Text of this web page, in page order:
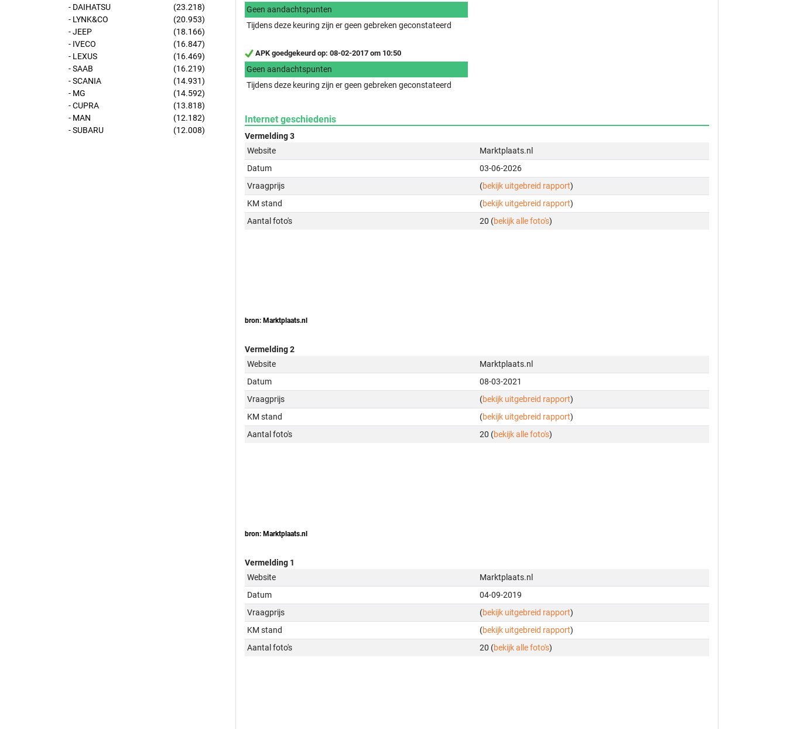
- DAIHATSU
(23.218)
- LYNK&CO
(20.953)
- JEEP
(18.166)
- IVECO
(16.847)
- LEXUS
(16.469)
- SAAB
(16.219)
- SCANIA
(14.931)
- MG
(14.592)
- CUPRA
(13.818)
- MAN
(12.182)
- SUBARU
(12.008)
Geen aandachtspunten
Tijdens deze keuring zijn er geen gebreken geconstateerd
APK goedgekeurd op: 08-02-2017 om 10:50
Geen aandachtspunten
Tijdens deze keuring zijn er geen gebreken geconstateerd
Internet geschiedenis
Vermelding 3
Website
Marktplaats.nl
Datum
03-06-2026
Vraagprijs
(bekijk uitgebreid rapport)
KM stand
(bekijk uitgebreid rapport)
Aantal foto's
20 (bekijk alle foto's)
bron: Marktplaats.nl
Vermelding 2
Website
Marktplaats.nl
Datum
08-03-2021
Vraagprijs
(bekijk uitgebreid rapport)
KM stand
(bekijk uitgebreid rapport)
Aantal foto's
20 (bekijk alle foto's)
bron: Marktplaats.nl
Vermelding 1
Website
Marktplaats.nl
Datum
04-09-2019
Vraagprijs
(bekijk uitgebreid rapport)
KM stand
(bekijk uitgebreid rapport)
Aantal foto's
20 (bekijk alle foto's)